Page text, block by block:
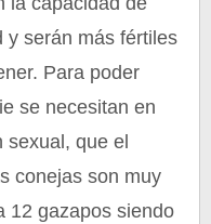
y serán más fértiles
Para poder
se necesitan en
que el
conejas son muy
12 gazapos siendo